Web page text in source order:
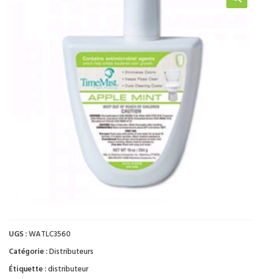
UGS :WATLC3560
Catégorie :Distributeurs
Étiquette :distributeur